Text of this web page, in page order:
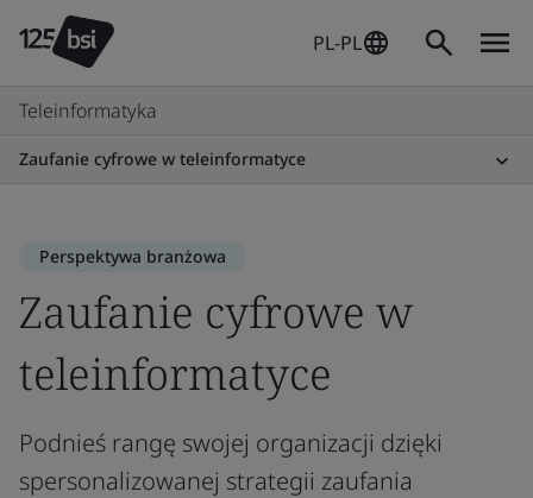
PL-PL
Teleinformatyka
Zaufanie cyfrowe w teleinformatyce
Perspektywa branżowa
Zaufanie cyfrowe w
teleinformatyce
Podnieś rangę swojej organizacji dzięki
spersonalizowanej strategii zaufania